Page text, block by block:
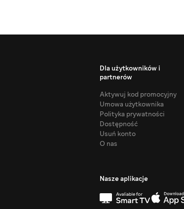
Dla użytkowników i
partnerów
Aktywuj kod promocyjny
Umowa użytkownika
Polityka prywatności
Dostępność
Usuń konto
O nas
Nasze aplikacje